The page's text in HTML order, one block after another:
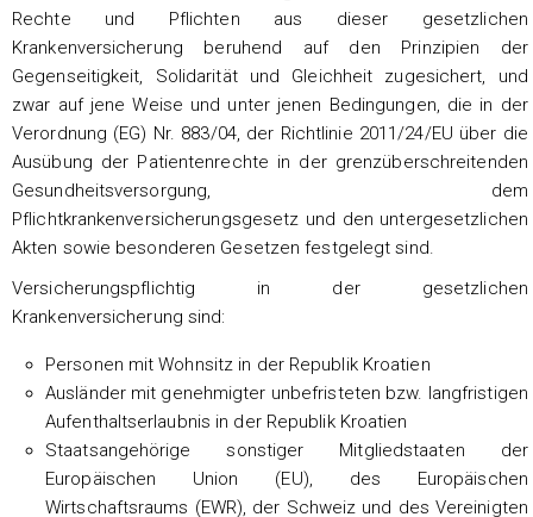
Rechte und Pflichten aus dieser gesetzlichen
Krankenversicherung beruhend auf den Prinzipien der
Gegenseitigkeit, Solidarität und Gleichheit zugesichert, und
zwar auf jene Weise und unter jenen Bedingungen, die in der
Verordnung (EG) Nr. 883/04, der Richtlinie 2011/24/EU über die
Ausübung der Patientenrechte in der grenzüberschreitenden
Gesundheitsversorgung, dem
Pflichtkrankenversicherungsgesetz und den untergesetzlichen
Akten sowie besonderen Gesetzen festgelegt sind.
Versicherungspflichtig in der gesetzlichen
Krankenversicherung sind:
Personen mit Wohnsitz in der Republik Kroatien
Ausländer mit genehmigter unbefristeten bzw. langfristigen
Aufenthaltserlaubnis in der Republik Kroatien
Staatsangehörige sonstiger Mitgliedstaaten der
Europäischen Union (EU), des Europäischen
Wirtschaftsraums (EWR), der Schweiz und des Vereinigten